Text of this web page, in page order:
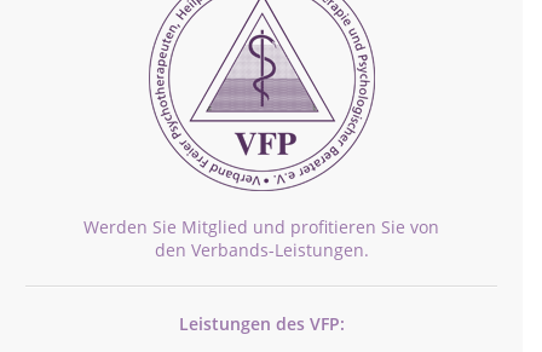
Werden Sie Mitglied und profitieren Sie von
den Verbands-Leistungen.
Leistungen des VFP: